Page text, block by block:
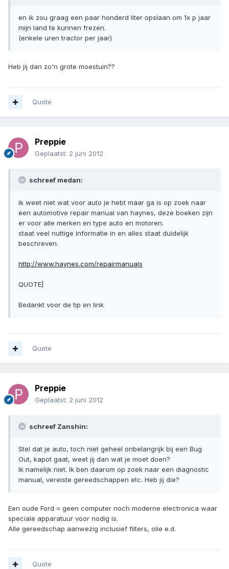
en ik zou graag een paar honderd liter opslaan om 1x p jaar
mijn land te kunnen frezen.
(enkele uren tractor per jaar)
Heb jij dan zo'n grote moestuin??
Quote
Preppie
Geplaatst: 2 juni 2012
schreef medan:
ik weet niet wat voor auto je hebt maar ga is op zoek naar
een automotive repair manual van haynes, deze boeken zijn
er voor alle merken en type auto en motoren.
staat veel nuttige informatie in en alles staat duidelijk
beschreven.
http://www.haynes.com/repairmanuals
QUOTE]
Bedankt voor de tip en link
Quote
Preppie
Geplaatst: 2 juni 2012
schreef Zanshin:
Stel dat je auto, toch niet geheel onbelangrijk bij een Bug
Out, kapot gaat, weet jij dan wat je moet doen?
Ik namelijk niet. Ik ben daarom op zoek naar een diagnostic
manual, vereiste gereedschappen etc. Heb jij die?
Een oude Ford = geen computer noch moderne electronica waar
speciale apparatuur voor nodig is.
Alle gereedschap aanwezig inclusief filters, olie e.d.
Quote